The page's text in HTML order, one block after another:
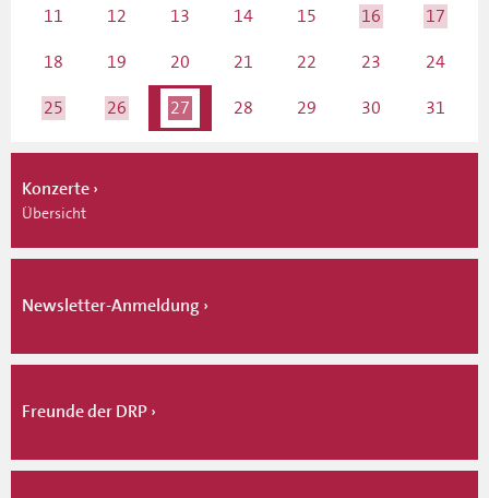
11
12 13 14 15 16
17
18
19 20 21 22 23
24
25
26 27 28 29 30 31
Konzerte
Übersicht
Newsletter-Anmeldung
Freunde der DRP